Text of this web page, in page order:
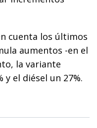
cuenta los últimos
aumentos -en el
la variante
y el diésel un 27%.